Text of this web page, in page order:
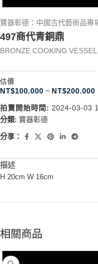
寶器彰德：中國古代藝術品專
497商代青銅鼎
BRONZE COOKING
估價
NT$100.000 ~ NT$200.000
拍賣開始時間: 2024-03-03
分類: 寶器彰德
分享：
描述
H 20cm W 16cm
相關商品